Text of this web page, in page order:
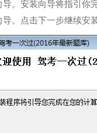
。安装向导将指引
。点击下一步继续安